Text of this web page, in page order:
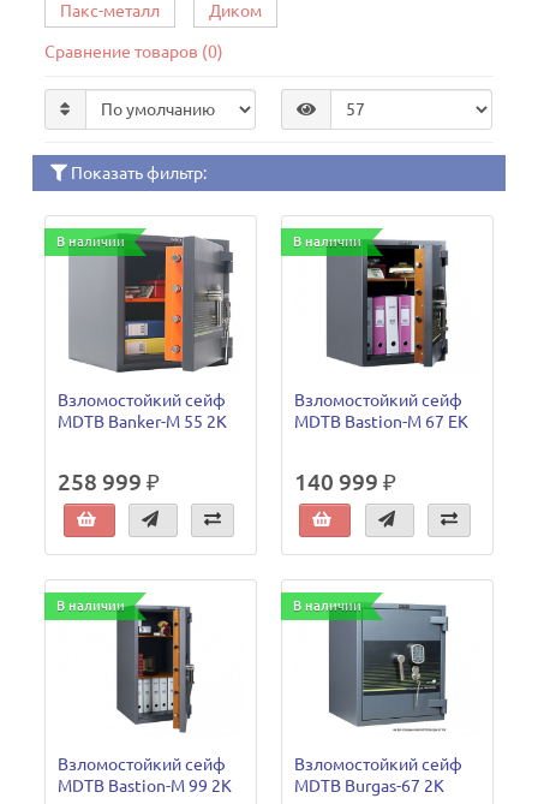
Пакс-металл Диком
Сравнение товаров (0)
Показать фильтр:
В наличии
Взломостойкий сейф
MDTB Banker-M 55 2K
258 999 ₽
В наличии
Взломостойкий сейф
MDTB Bastion-M 67 EK
140 999 ₽
В наличии
Взломостойкий сейф
MDTB Bastion-M 99 2K
В наличии
Взломостойкий сейф
MDTB Burgas-67 2K